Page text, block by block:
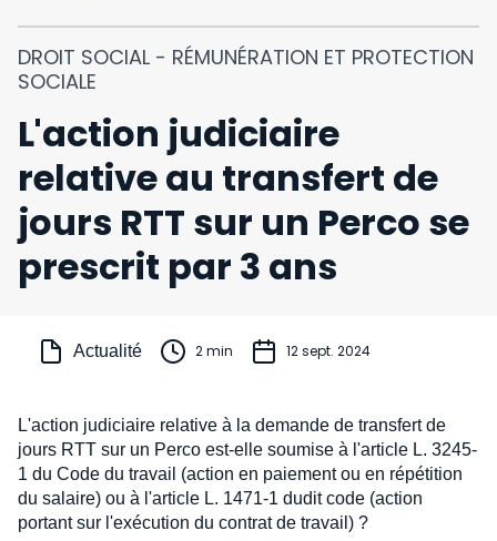
DROIT SOCIAL - RÉMUNÉRATION ET PROTECTION
SOCIALE
L'action judiciaire
relative au transfert de
jours RTT sur un Perco se
prescrit par 3 ans
Actualité 2 min 12 sept. 2024
L'action judiciaire relative à la demande de transfert de
jours RTT sur un Perco est-elle soumise à l'article L. 3245-
1 du Code du travail (action en paiement ou en répétition
du salaire) ou à l'article L. 1471-1 dudit code (action
portant sur l'exécution du contrat de travail) ?